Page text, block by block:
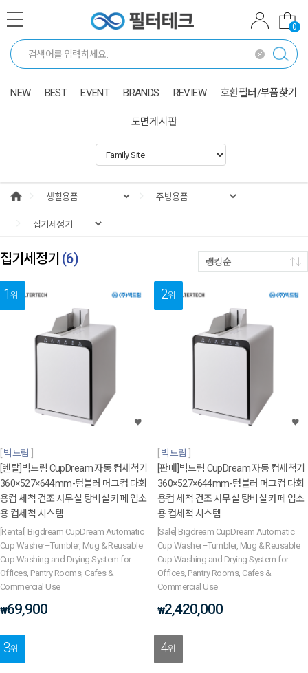
0
NEW BEST EVENT BRANDS REVIEW 호환필터/부품찾기
도면게시판
집기세정기 (6) 랭킹순
1위
빅드림
[렌탈]빅드림 CupDream 자동 컵세척기
360×527×644mm-텀블러 머그컵 다회
용컵 세척 건조 사무실 탕비실 카페 업소
용 컵세척 시스템
[Rental] Bigdream CupDream Automatic
Cup Washer–Tumbler, Mug & Reusable
Cup Washing and Drying System for
Offices, Pantry Rooms, Cafes &
Commercial Use
₩69,900
2위
빅드림
[판매]빅드림 CupDream 자동 컵세척기
360×527×644mm-텀블러 머그컵 다회
용컵 세척 건조 사무실 탕비실 카페 업소
용 컵세척 시스템
[Sale] Bigdream CupDream Automatic
Cup Washer–Tumbler, Mug & Reusable
Cup Washing and Drying System for
Offices, Pantry Rooms, Cafes &
Commercial Use
₩2,420,000
3위 4위